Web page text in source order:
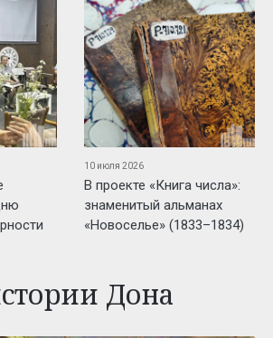
10 июля 2026
В проекте «Книга числа»:
знаменитый альманах
«Новоселье» (1833–1834)
Дона